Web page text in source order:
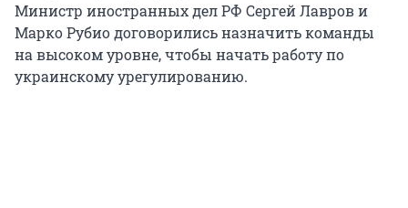
Министр иностранных дел РФ Сергей Лавров и
Марко Рубио договорились назначить команды
на высоком уровне, чтобы начать работу по
украинскому урегулированию.